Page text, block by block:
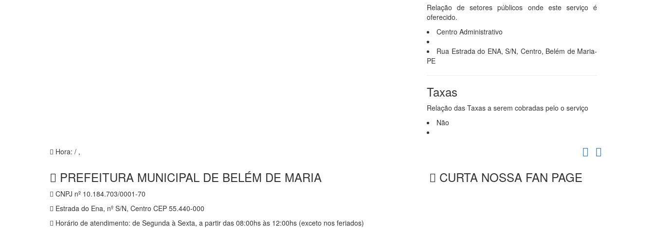
Relação de setores públicos onde este serviço é
oferecido.
Centro Administrativo
Rua Estrada do ENA, S/N, Centro, Belém de Maria-
PE
Taxas
Relação das Taxas a serem cobradas pelo o serviço
Não
Hora: / ,
PREFEITURA MUNICIPAL DE BELÉM DE MARIA
CNPJ nº 10.184.703/0001-70
Estrada do Ena, nº S/N, Centro CEP 55.440-000
Horário de atendimento: de Segunda à Sexta, a partir das 08:00hs às 12:00hs (exceto nos feriados)
CURTA NOSSA FAN PAGE